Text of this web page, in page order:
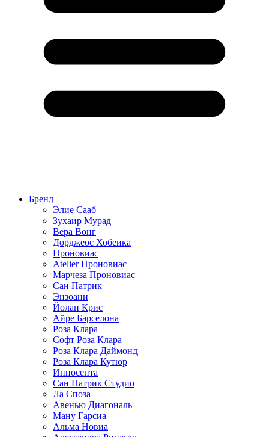
Бренд
Элие Сааб
Зухаир Мурад
Вера Вонг
Дорджеос Хобеика
Проновиас
Atelier Проновиас
Марчеза Проновиас
Сан Патрик
Энзоани
Йолан Крис
Айре Барселона
Роза Клара
Софт Роза Клара
Роза Клара Даймонд
Роза Клара Кутюр
Инносента
Сан Патрик Студио
Ла Споза
Авенью Диагональ
Ману Гарсиа
Альма Новиа